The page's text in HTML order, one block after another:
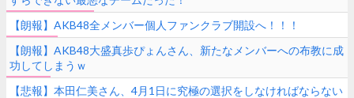
【朗報】AKB48全メンバー個人ファンクラブ開設へ！！！
【朗報】AKB48大盛真歩ぴょんさん、新たなメンバーへの布教に成
功してしまうｗ
【悲報】本田仁美さん、4月1日に究極の選択をしなければならない